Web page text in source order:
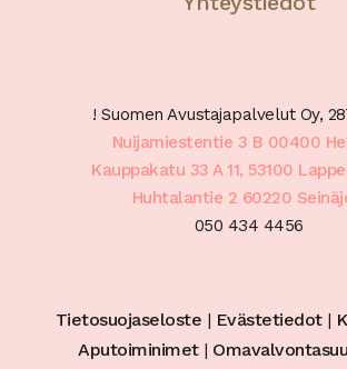
! Suomen Avustajapalvelut Oy,
Nuijamiestentie 3 B 00400
Kauppakatu 33 A 11, 53100
Huhtalantie 2 60220
050 434 4456
Tietosuojaseloste | Evästetiedot|
Aputoiminimet|